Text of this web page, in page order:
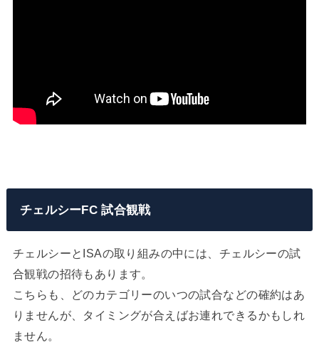
チェルシーFC 試合観戦
チェルシーとISAの取り組みの中には、チェルシーの試
合観戦の招待もあります。
こちらも、どのカテゴリーのいつの試合などの確約はあ
りませんが、タイミングが合えばお連れできるかもしれ
ません。